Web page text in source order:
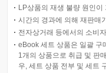
LP상품의 재생 불량 원인
시간의 경과에 의해 재판매
전자상거래 등에서의 소비
eBook 세트 상품은 일괄 구
1개의 상품으로 취급 및 판
우, 세트 상품 전부 및 세트